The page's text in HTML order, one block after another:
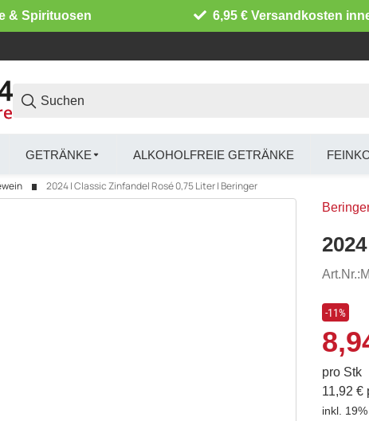
& Spirituosen 6,95 € Versandkosten
GETRÄNKE ALKOHOLFREIE GETRÄNKE
2024 | Classic Zinfandel Rosé 0,75 Liter | Beringer
Art.Nr.:
-11%
pro Stk
11,92 €
inkl. 19%